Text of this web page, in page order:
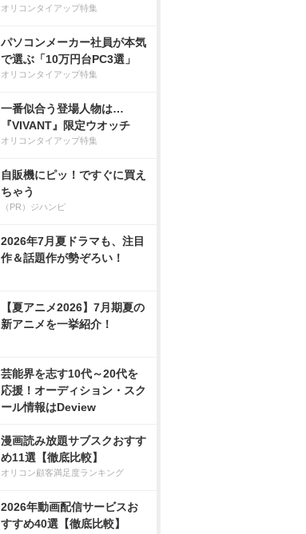
オリコンタイアップ特集
パソコンメーカー社員が本気
で選ぶ「10万円台PC3選」
オリコンタイアップ特集
一番似合う登場人物は…
『VIVANT』限定ウオッチ
オリコンタイアップ特集
自販機にピッ！ですぐに買え
ちゃう
（PR）ジハンピ
2026年7月夏ドラマも、注目
作＆話題作が勢ぞろい！
【夏アニメ2026】7月期夏の
新アニメを一挙紹介！
芸能界を志す10代～20代を
応援！オーディション・スク
ール情報はDeview
漫画読み放題サブスクおすす
め11選【徹底比較】
オリコン顧客満足度ランキング
2026年動画配信サービスお
すすめ40選【徹底比較】